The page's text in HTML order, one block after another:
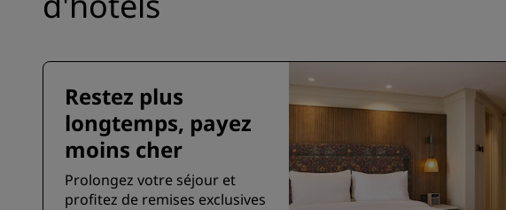
Restez plus
longtemps, payez
moins cher
Prolongez votre séjour et
profitez de remises exclusives